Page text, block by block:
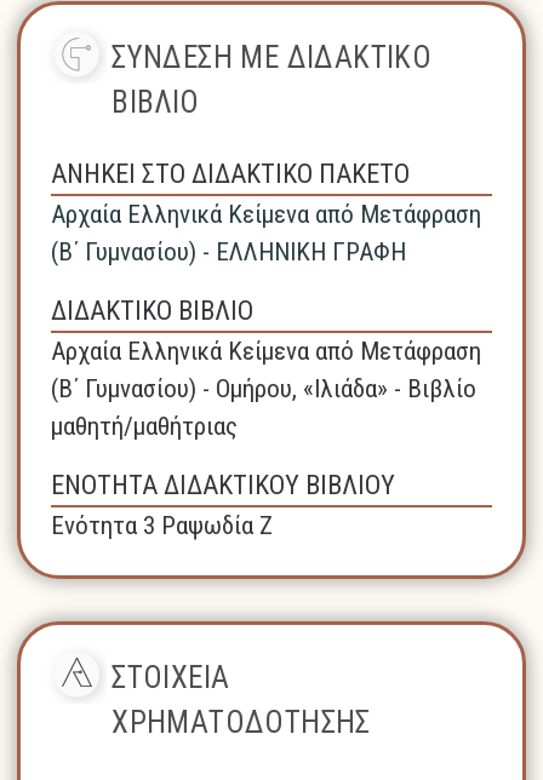
ΣΥΝΔΕΣΗ ΜΕ ΔΙΔΑΚΤΙΚΟ
ΒΙΒΛΙΟ
ΑΝΗΚΕΙ ΣΤΟ ΔΙΔΑΚΤΙΚΟ ΠΑΚΕΤΟ
Αρχαία Ελληνικά Κείμενα από Μετάφραση
(Β΄ Γυμνασίου) - ΕΛΛΗΝΙΚΗ ΓΡΑΦΗ
ΔΙΔΑΚΤΙΚΟ ΒΙΒΛΙΟ
Αρχαία Ελληνικά Κείμενα από Μετάφραση
(Β΄ Γυμνασίου) - Ομήρου, «Ιλιάδα» - Βιβλίο
μαθητή/μαθήτριας
ΕΝΟΤΗΤΑ ΔΙΔΑΚΤΙΚΟΥ ΒΙΒΛΙΟΥ
Ενότητα 3 Ραψωδία Ζ
ΣΤΟΙΧΕΙΑ
ΧΡΗΜΑΤΟΔΟΤΗΣΗΣ